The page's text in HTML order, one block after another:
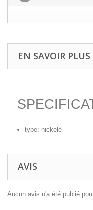
EN SAVOIR PLUS
type: nickelé
AVIS
Aucun avis n'a été publié